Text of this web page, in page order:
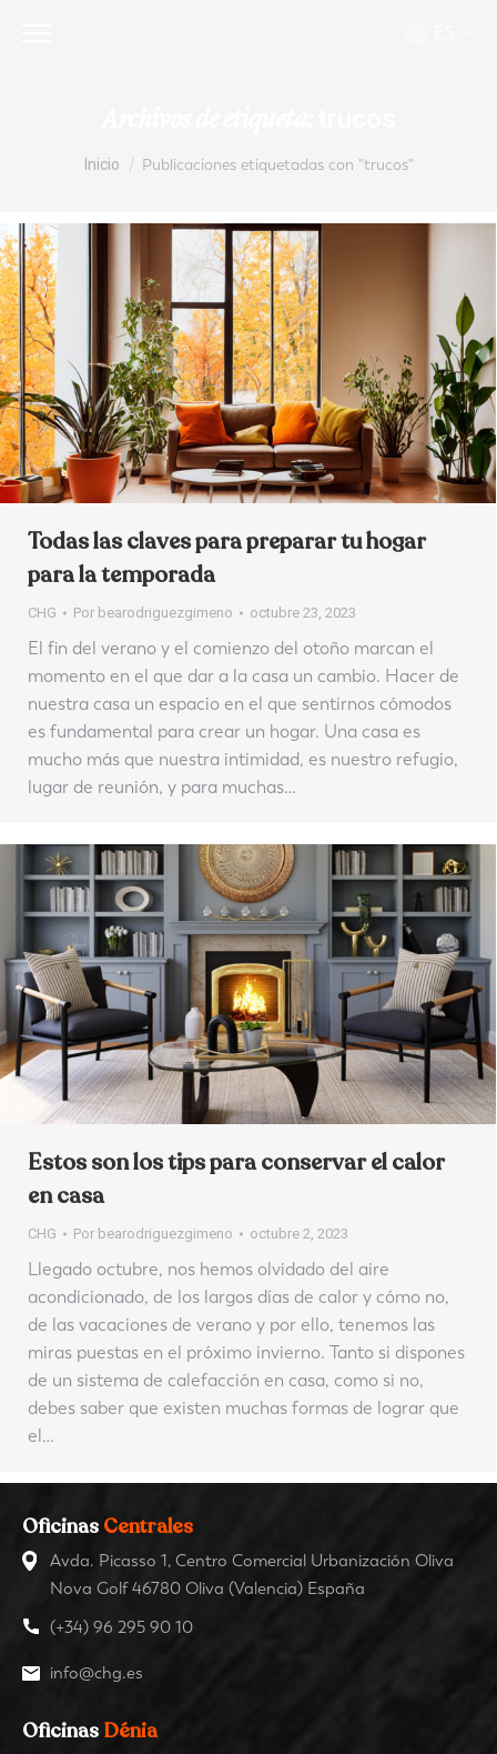
Estás aquí:
Inicio Publicaciones etiquetadas con "trucos"
Todas las claves para preparar tu hogar
para la temporada
CHG Por bearodriguezgimeno octubre 23, 2023
El fin del verano y el comienzo del otoño marcan el
momento en el que dar a la casa un cambio. Hacer de
nuestra casa un espacio en el que sentirnos cómodos
es fundamental para crear un hogar. Una casa es
mucho más que nuestra intimidad, es nuestro refugio,
lugar de reunión, y para muchas…
Estos son los tips para conservar el calor
en casa
CHG Por bearodriguezgimeno octubre 2, 2023
Llegado octubre, nos hemos olvidado del aire
acondicionado, de los largos días de calor y cómo no,
de las vacaciones de verano y por ello, tenemos las
miras puestas en el próximo invierno. Tanto si dispones
de un sistema de calefacción en casa, como si no,
debes saber que existen muchas formas de lograr que
el…
Oficinas Centrales
Avda. Picasso 1, Centro Comercial Urbanización Oliva
Nova Golf 46780 Oliva (Valencia) España
(+34) 96 295 90 10
info@chg.es
Oficinas Dénia